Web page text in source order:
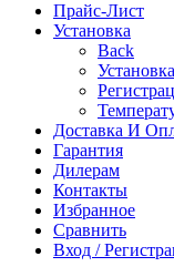
Прайс-Лист
Установка
Back
Доставка И
Гарантия
Дилерам
Контакты
Избранное
Сравнить
Вход /